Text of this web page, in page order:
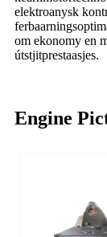
elektroanysk
om ekonomy en
útstjitprestaasjes.
Engine